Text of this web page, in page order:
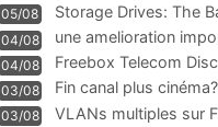
Information
05/08
Storage Drives: The
Management
04/08
une amelioration
WIFI
04/08
Freebox Telecom
Communi
03/08 Fin canal plus cinéma?
03/08 VLANs multiples sur